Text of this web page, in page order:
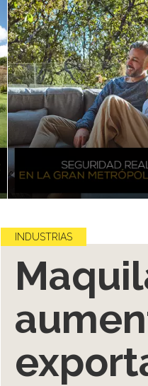
INDUSTRIAS